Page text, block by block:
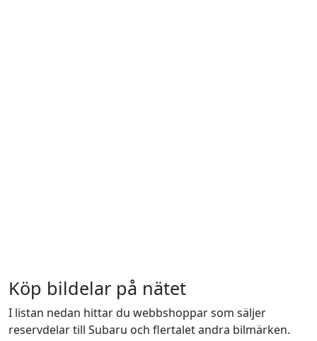
Köp bildelar på nätet
I listan nedan hittar du webbshoppar som säljer
reservdelar till Subaru och flertalet andra bilmärken.